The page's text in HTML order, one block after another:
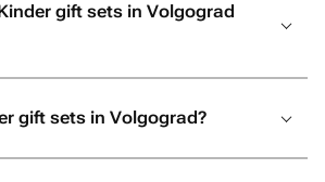
gift sets in Volgograd
gift sets in Volgograd?